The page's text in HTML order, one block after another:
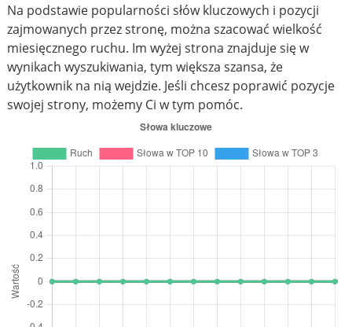
Na podstawie popularności słów kluczowych i pozycji
zajmowanych przez stronę, można szacować wielkość
miesięcznego ruchu. Im wyżej strona znajduje się w
wynikach wyszukiwania, tym większa szansa, że
użytkownik na nią wejdzie. Jeśli chcesz poprawić pozycje
swojej strony, możemy Ci w tym pomóc.